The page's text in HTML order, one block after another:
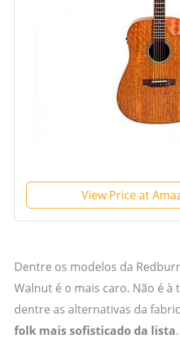
View Price at
Dentre os modelos da
Walnut é o mais caro. Não é à
dentre as alternativas da
folk mais sofisticado da lista.